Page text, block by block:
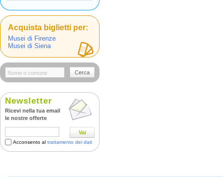
Acquista biglietti per:
Musei di Firenze
Musei di Siena
Cerca
Newsletter
Ricevi nella tua email
le nostre offerte
Vai
Acconsento al trattamento dei dati